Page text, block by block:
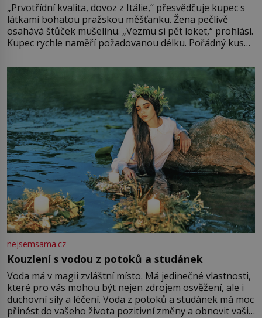
„Prvotřídní kvalita, dovoz z Itálie,“ přesvědčuje kupec s
látkami bohatou pražskou měšťanku. Žena pečlivě
osahává štůček mušelínu. „Vezmu si pět loket,“ prohlásí.
Kupec rychle naměří požadovanou délku. Pořádný kus
milostpaní. Stačí jenom na sukni,“ zhodnotí švadlena
množství růžového mušelínu. „Ošidili vás, podívejte.“
nejsemsama.cz
Kouzlení s vodou z potoků a studánek
Voda má v magii zvláštní místo. Má jedinečné vlastnosti,
které pro vás mohou být nejen zdrojem osvěžení, ale i
duchovní síly a léčení. Voda z potoků a studánek má moc
přinést do vašeho života pozitivní změny a obnovit vaši